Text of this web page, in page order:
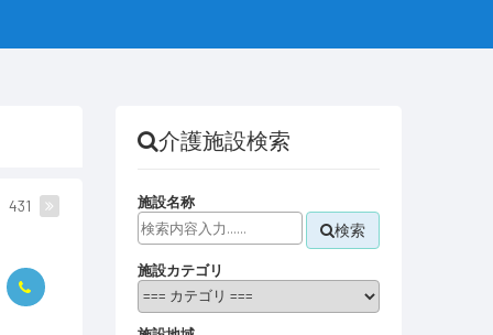
431
介護施設検索
施設名称
検索
施設カテゴリ